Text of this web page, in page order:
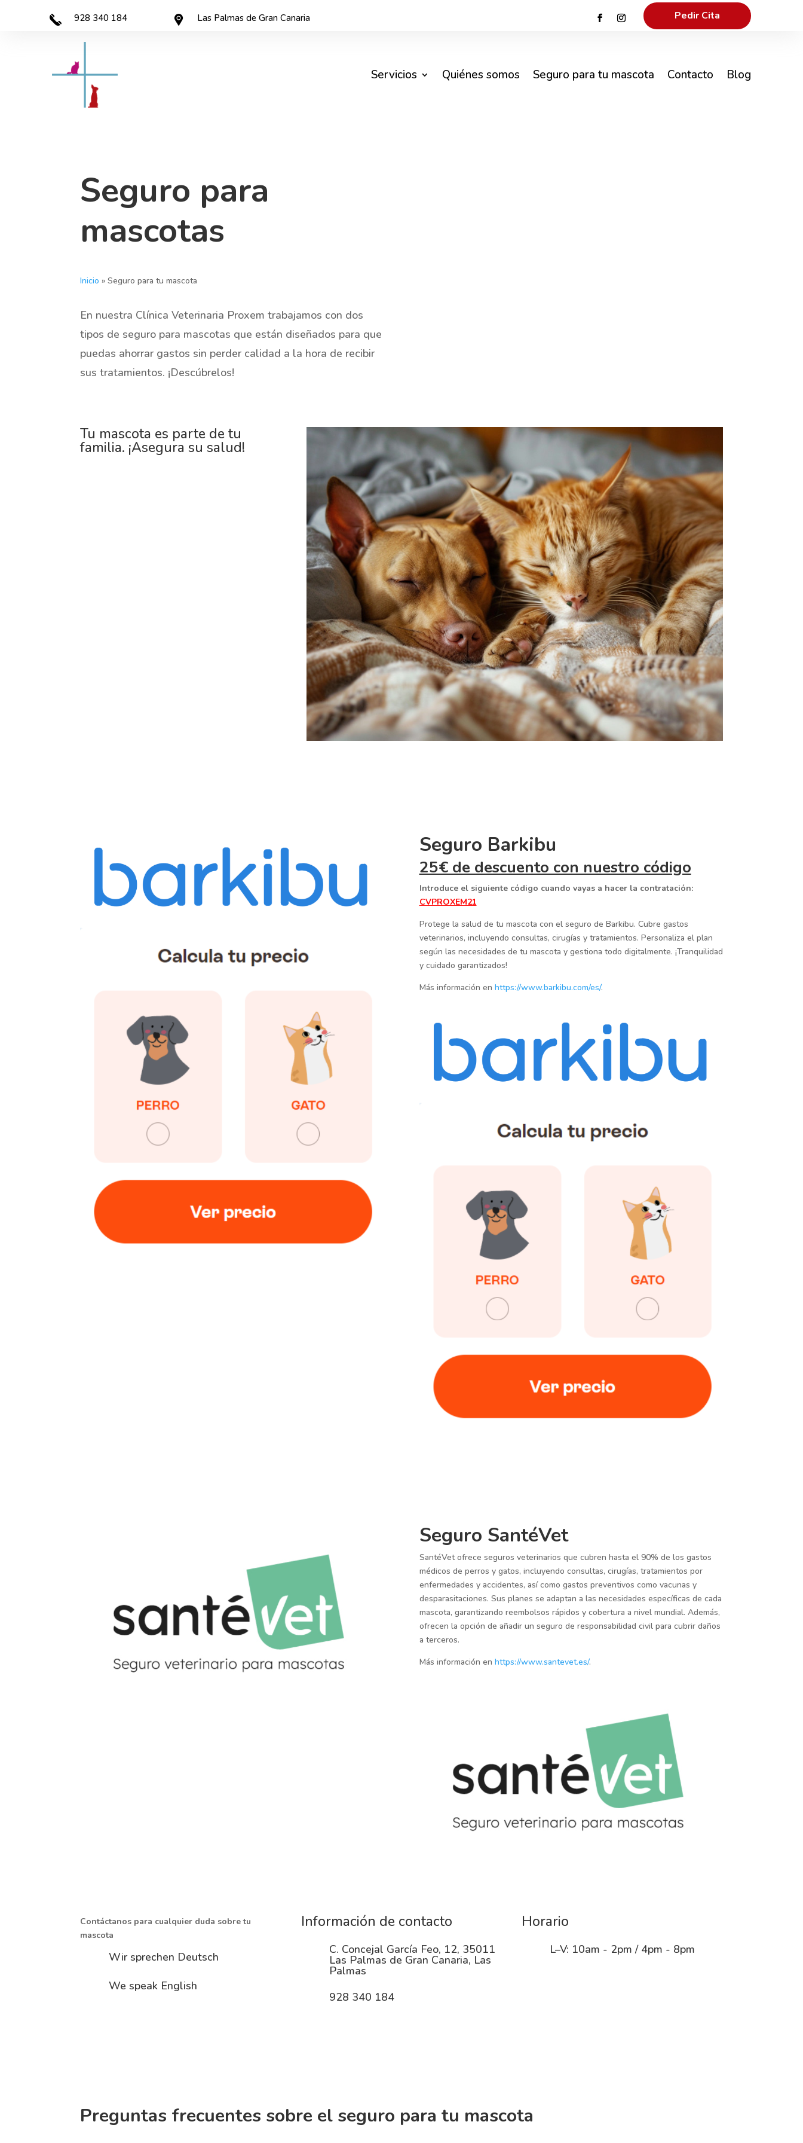
928 340 184 Las Palmas de Gran Canaria Pedir Cita
Servicios Quiénes somos Seguro para tu mascota Contacto Blog
Seguro para
mascotas
Inicio »Seguro para tu mascota
En nuestra Clínica Veterinaria Proxem trabajamos con dos
tipos de seguro para mascotas que están diseñados para que
puedas ahorrar gastos sin perder calidad a la hora de recibir
sus tratamientos. ¡Descúbrelos!
Tu mascota es parte de tu
familia. ¡Asegura su salud!
Seguro Barkibu
25€ de descuento con nuestro código
Introduce el siguiente código cuando vayas a hacer la contratación:
CVPROXEM21
Protege la salud de tu mascota con el seguro de Barkibu. Cubre gastos
veterinarios, incluyendo consultas, cirugías y tratamientos. Personaliza el plan
según las necesidades de tu mascota y gestiona todo digitalmente. ¡Tranquilidad
y cuidado garantizados!
Más información en https://www.barkibu.com/es/.
Seguro SantéVet
SantéVet ofrece seguros veterinarios que cubren hasta el 90% de los gastos
médicos de perros y gatos, incluyendo consultas, cirugías, tratamientos por
enfermedades y accidentes, así como gastos preventivos como vacunas y
desparasitaciones. Sus planes se adaptan a las necesidades específicas de cada
mascota, garantizando reembolsos rápidos y cobertura a nivel mundial. Además,
ofrecen la opción de añadir un seguro de responsabilidad civil para cubrir daños
a terceros.
Más información en https://www.santevet.es/.
Contáctanos para cualquier duda sobre tu
mascota
Wir sprechen Deutsch
We speak English
Información de contacto
C. Concejal García Feo, 12, 35011
Las Palmas de Gran Canaria, Las
Palmas
928 340 184
Horario
L–V: 10am - 2pm / 4pm - 8pm
Preguntas frecuentes sobre el seguro para tu mascota